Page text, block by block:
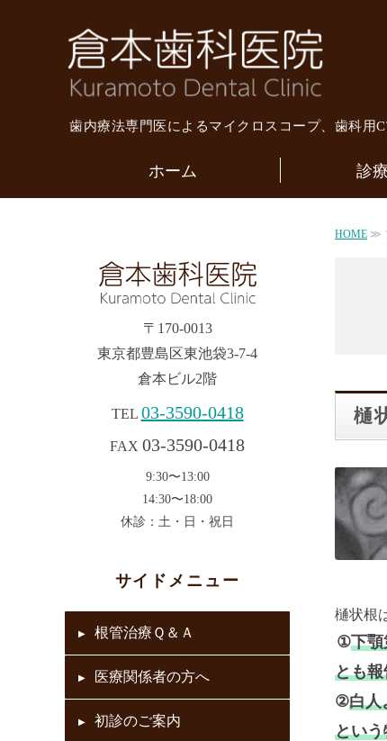
歯内療法専門医によるマイクロスコープ、歯科用
ホーム 診
HOME ≫
樋
樋状根
①下顎
とも
②白人
とい
〒170-0013
東京都豊島区東池袋3-7-4
倉本ビル2階
TEL 03-3590-0418
FAX 03-3590-0418
9:30〜13:00
14:30〜18:00
休診：土・日・祝日
サイドメニュー
根管治療Ｑ＆Ａ
医療関係者の方へ
初診のご案内